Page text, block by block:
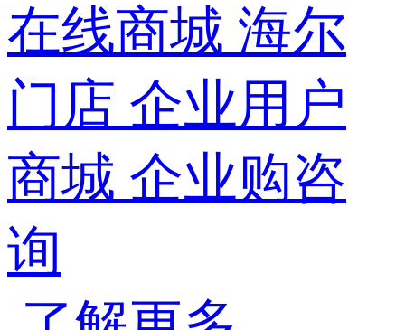
在线商城 海尔
门店 企业用户
商城 企业购咨
询